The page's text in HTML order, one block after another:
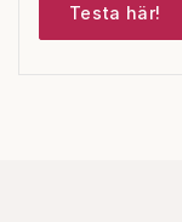
Testa här!